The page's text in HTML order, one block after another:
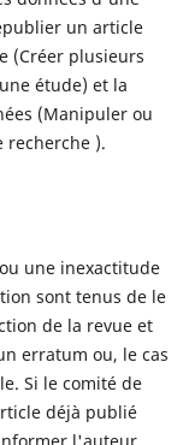
un article
(Créer plusieurs
étude) et la
(Manipuler ou
recherche ).
une inexactitude
sont tenus de le
de la revue et
erratum ou, le cas
Si le comité de
déjà publié